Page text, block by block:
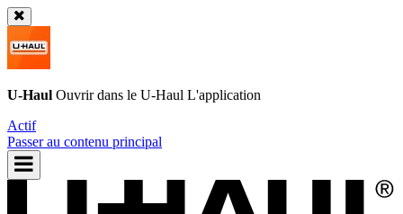
U-Haul Ouvrir dans le U-Haul L'application
Actif
Passer au contenu principal